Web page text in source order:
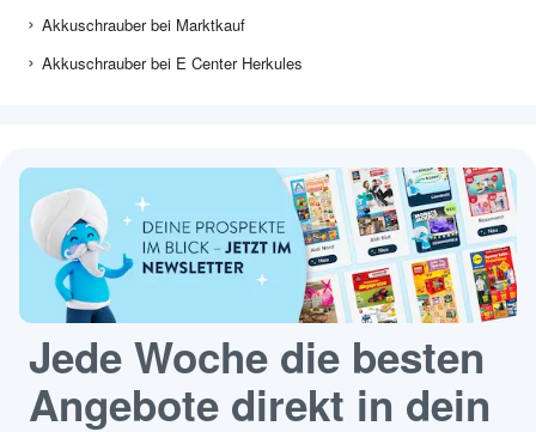
Akkuschrauber bei Marktkauf
Akkuschrauber bei E Center Herkules
Jede Woche die besten
Angebote direkt in dein